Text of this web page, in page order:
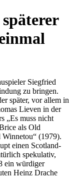
Siegfried
zu bringen.
später, vor allem in
Lieven in der
„Es muss nicht
als Old
Winnetou“ (1979).
einen Scotland-
spekulativ,
ein würdiger
Heinz Drache